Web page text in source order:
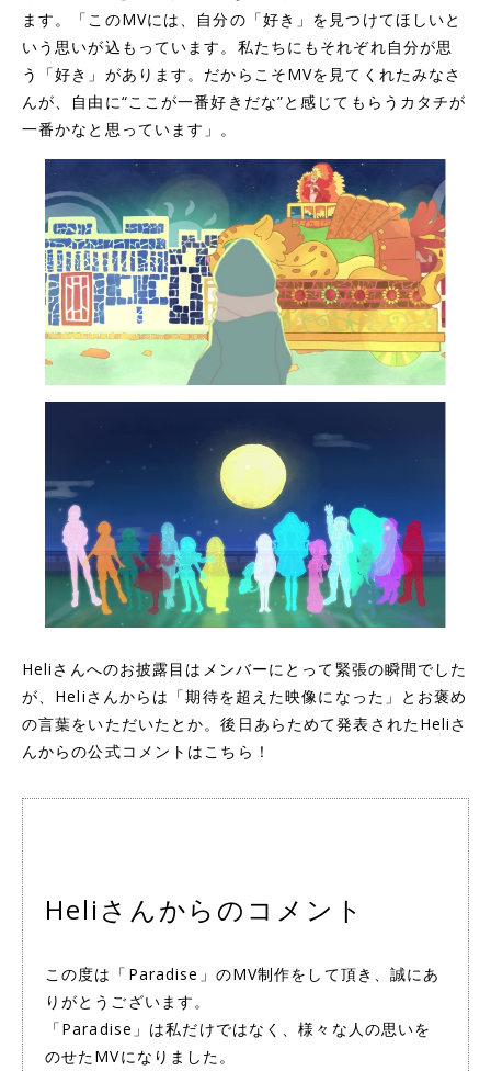
ます。「このMVには、自分の「好き」を見つけてほしいと
いう思いが込もっています。私たちにもそれぞれ自分が思
う「好き」があります。だからこそMVを見てくれたみなさ
んが、自由に“ここが一番好きだな”と感じてもらうカタチが
一番かなと思っています」。
Heliさんへのお披露目はメンバーにとって緊張の瞬間でした
が、Heliさんからは「期待を超えた映像になった」とお褒め
の言葉をいただいたとか。後日あらためて発表されたHeliさ
んからの公式コメントはこちら！
Heliさんからのコメント
この度は「Paradise」のMV制作をして頂き、誠にあ
りがとうございます。
「Paradise」は私だけではなく、様々な人の思いを
のせたMVになりました。